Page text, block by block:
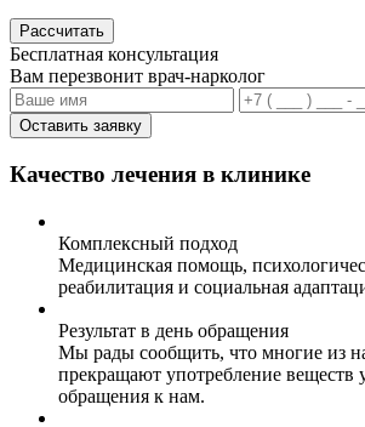
Рассчитать
Бесплатная консультация
Вам перезвонит врач-нарколог
Оставить заявку
Качество лечения в клинике
Комплексный подход
Медицинская помощь,
реабилитация и социальная
Результат в день обращения
Мы рады сообщить, что многие из
прекращают употребление веществ
обращения к нам.